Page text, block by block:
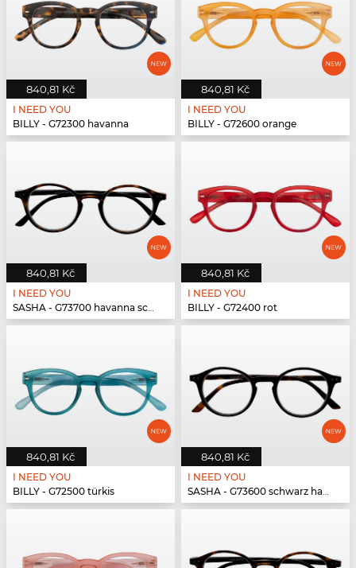
840,81 Kč
I NEED YOU
BILLY - G72300 havanna
840,81 Kč
I NEED YOU
BILLY - G72600 orange
840,81 Kč
I NEED YOU
SASHA - G73700 havanna schwarz
840,81 Kč
I NEED YOU
BILLY - G72400 rot
840,81 Kč
I NEED YOU
BILLY - G72500 türkis
840,81 Kč
I NEED YOU
SASHA - G73600 schwarz havanna